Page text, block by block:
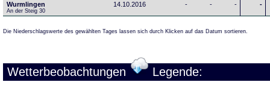
Wurmlingen
An der Steig 30
14.10.2016 - - - -
Die Niederschlagswerte des gewählten Tages lassen sich durch Klicken auf das Datum sortieren.
Wetterbeobachtungen Legende: